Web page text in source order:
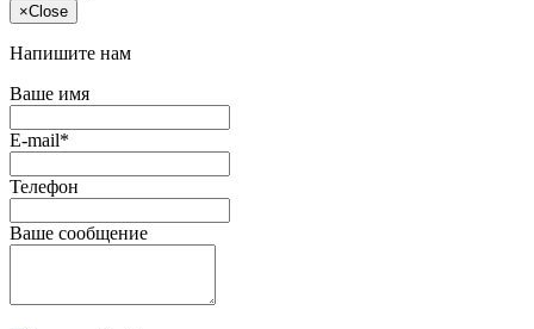
×Close
Напишите нам
Ваше имя
E-mail*
Телефон
Ваше сообщение